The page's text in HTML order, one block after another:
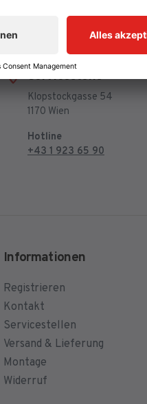
Servicestelle
Klopstockgasse 54
1170 Wien
Hotline
+43 1 923 65 90
Informationen
Registrieren
Kontakt
Servicestellen
Versand & Lieferung
Montage
Widerruf